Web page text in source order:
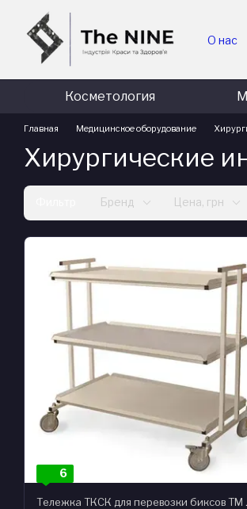
Перейти к основному контенту
О нас
Косметология
Главная Медицинское оборудование
Хирургические
Бренд Цена, грн
6